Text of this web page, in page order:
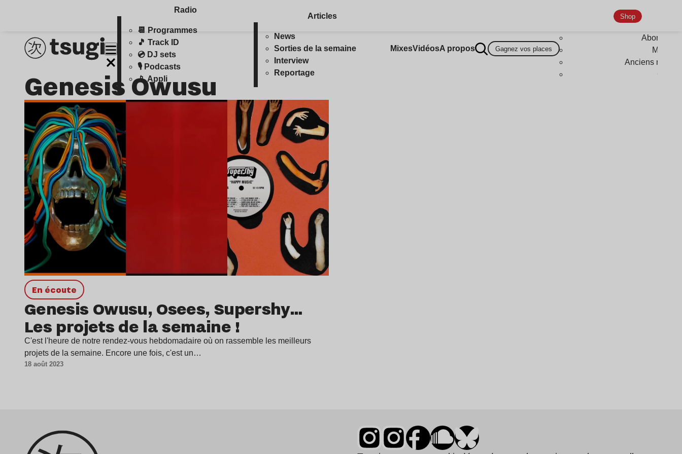
Radio
📆 Programmes
🎵 Track ID
💿 DJ sets
🎙️ Podcasts
📱 Appli
Articles
News
Sorties de la semaine
Interview
Reportage
MixesVidéosA propos Gagnez vos places
Shop
Anciens
Genesis Owusu
en écoute
Genesis Owusu, Osees, Supershy…
Les projets de la semaine !
C'est l'heure de notre rendez-vous hebdomadaire où on rassemble les meilleurs
projets de la semaine. Encore une fois, c'est un…
18 août 2023